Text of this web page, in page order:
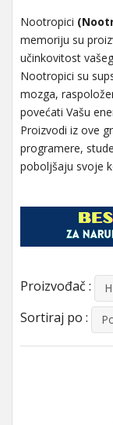
Nootropici
memoriju su
učinkovitost
Nootropici su
mozga,
povećati Vašu
Proizvodi iz ove
programere,
poboljšaju svoje
Proizvođač :
Sortiraj po :